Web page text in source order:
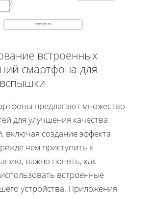
Натурально
встроенных
смартфона для
предлагают множество
для улучшения качества
включая создание эффекта
чем приступить к
важно понять, как
встроенные
устройства. Приложения